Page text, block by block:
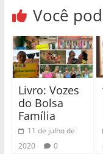
Você
Livro: Vozes
do Bolsa
Família
11 de julho de
2020
0